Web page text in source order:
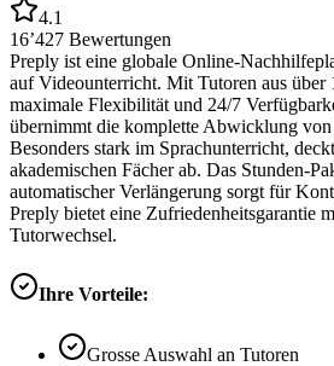
4.1
16’427 Bewertungen
Preply ist eine globale Online-
auf Videounterricht. Mit Tutoren aus über
maximale Flexibilität und 24/7
übernimmt die komplette Abwicklung
Besonders stark im Sprachunterricht,
akademischen Fächer ab. Das Stunden-
automatischer Verlängerung sorgt für
Preply bietet eine Zufriedenheitsgarantie
Tutorwechsel.
Ihre Vorteile:
Grosse Auswahl an Tutoren